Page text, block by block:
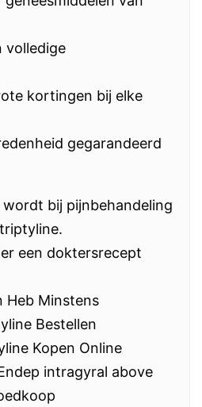
volledige
kortingen bij elke
gegarandeerd
bij pijnbehandeling
een doktersrecept
Heb Minstens
Bestellen
Kopen Online
intragyral above